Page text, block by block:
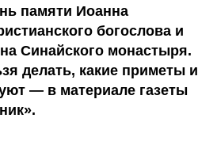
памяти Иоанна
богослова и
Синайского монастыря.
делать, какие приметы и
— в материале газеты